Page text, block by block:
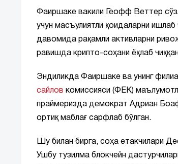
Фаиршаке вакили Геофф Веттер
учун масъулиятли қоидаларни
давомида рақамли активларни
равишда крипто-соҳани ёқлаб
Эндиликда Фаиршаке ва унинг
сайлов комиссияси (ФEК)
праймеризда демократ Адриан
ортиқ маблағ сарфлаб бўлган.
Шу билан бирга, соҳа етакчилари
Ушбу тузилма блокчейн